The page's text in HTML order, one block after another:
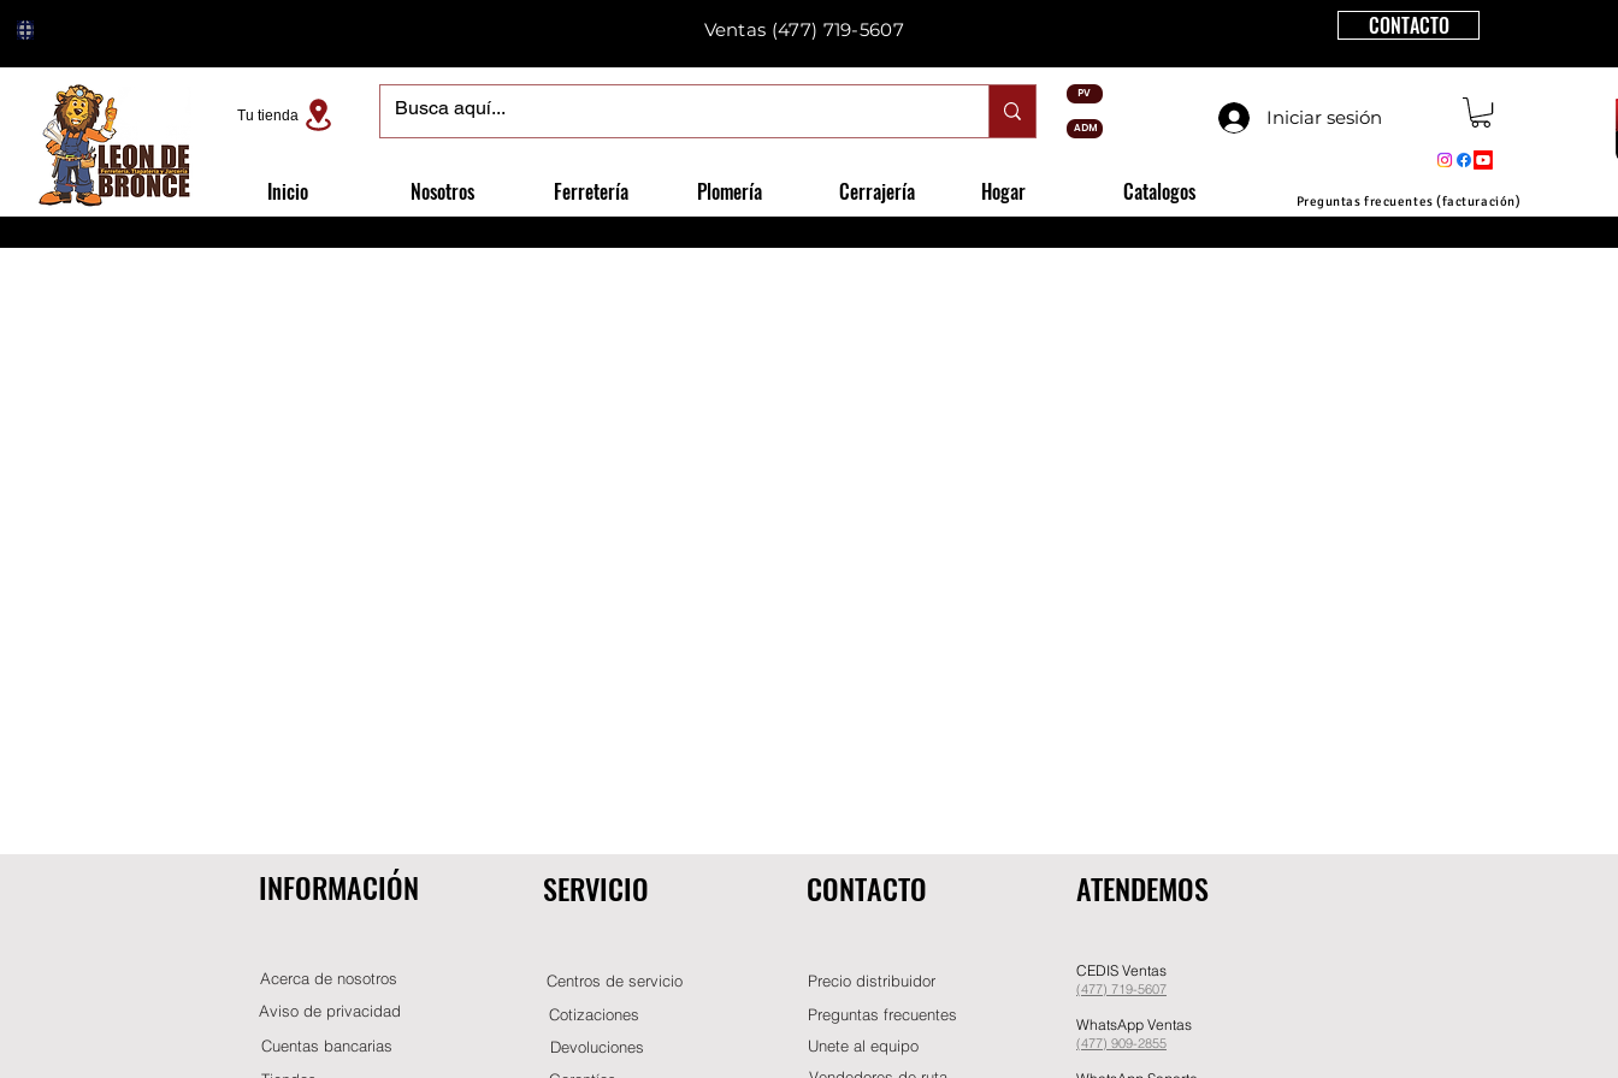
PV
ADM
Ventas (477) 719-5607 CONTACTO
Iniciar sesión
Tu tienda
Inicio Nosotros Ferretería Plomería Cerrajería Hogar Catalogos Preguntas frecuentes (facturación)
INFORMACIÓN
Acerca de nosotros
Aviso de privacidad
Cuentas bancarias
SERVICIO
Centros de servicio
Cotizaciones
Devoluciones
CONTACTO
Precio distribuidor
Preguntas frecuentes
Unete al equipo
ATENDEMOS
CEDIS Ventas
(477) 719-5607
WhatsApp Ventas
(477) 909-2855